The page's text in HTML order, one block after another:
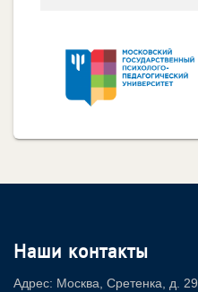
Наши контакты
Адрес: Москва, Сретенка, д.